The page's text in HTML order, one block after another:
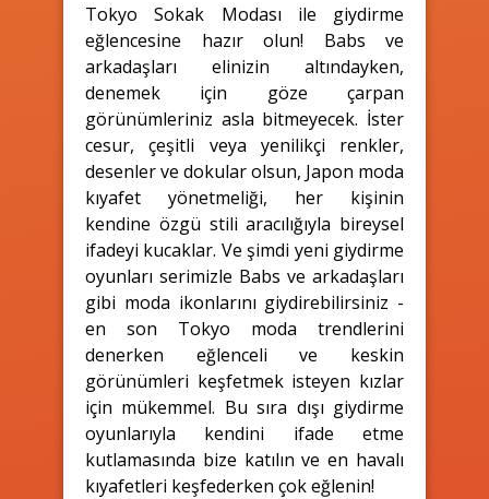
Tokyo Sokak Modası ile giydirme
eğlencesine hazır olun! Babs ve
arkadaşları elinizin altındayken,
denemek için göze çarpan
görünümleriniz asla bitmeyecek. İster
cesur, çeşitli veya yenilikçi renkler,
desenler ve dokular olsun, Japon moda
kıyafet yönetmeliği, her kişinin
kendine özgü stili aracılığıyla bireysel
ifadeyi kucaklar. Ve şimdi yeni giydirme
oyunları serimizle Babs ve arkadaşları
gibi moda ikonlarını giydirebilirsiniz -
en son Tokyo moda trendlerini
denerken eğlenceli ve keskin
görünümleri keşfetmek isteyen kızlar
için mükemmel. Bu sıra dışı giydirme
oyunlarıyla kendini ifade etme
kutlamasında bize katılın ve en havalı
kıyafetleri keşfederken çok eğlenin!